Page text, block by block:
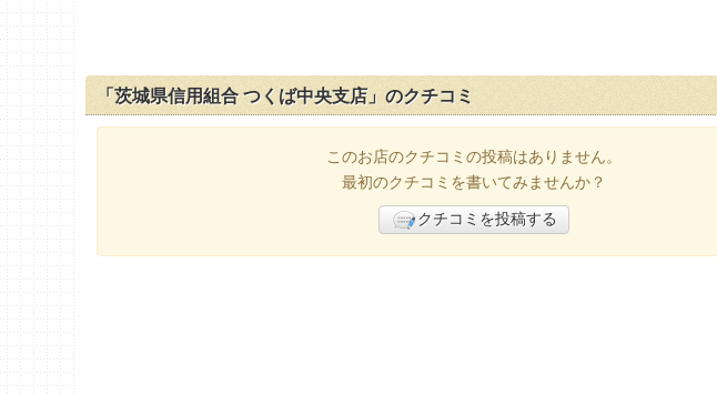
「茨城県信用組合 つくば中央支店」のクチコミ
このお店のクチコミの投稿はありません。
最初のクチコミを書いてみませんか？
クチコミを投稿する